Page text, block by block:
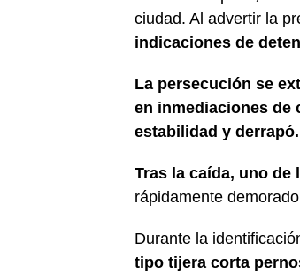
ciudad. Al advertir la
indicaciones de
La persecución se
en inmediaciones de
estabilidad y derrapó.
Tras la caída, uno
rápidamente
Durante la
tipo tijera corta